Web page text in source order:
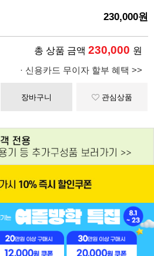
230,000원
총 상품 금액 230,000 원
· 신용카드 무이자 할부 혜택 >>
장바구니 관심상품